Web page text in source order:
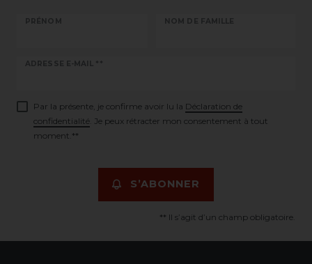
PRÉNOM NOM DE FAMILLE
ADRESSE E-MAIL **
Ceres::Template.newsletterHoneypotLabel
Par la présente, je confirme avoir lu la Déclaration de
confidentialité . Je peux rétracter mon consentement à tout
moment.**
S’ABONNER
** Il s’agit d’un champ obligatoire.